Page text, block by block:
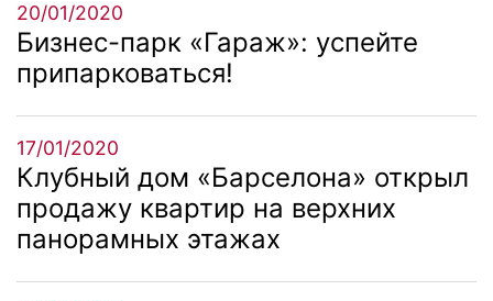
20/01/2020
Бизнес-парк «Гараж»: успейте
припарковаться!
17/01/2020
Клубный дом «Барселона» открыл
продажу квартир на верхних
панорамных этажах